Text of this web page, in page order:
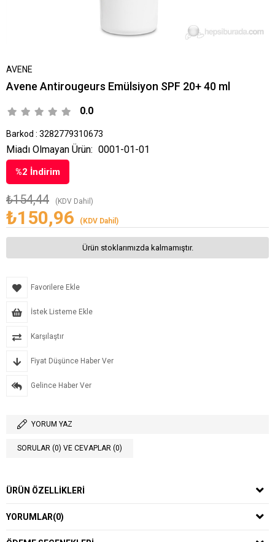
AVENE
Avene Antirougeurs Emülsiyon SPF 20+ 40 ml
0.0
Barkod : 3282779310673
%2 İndirim
₺154,44 (KDV Dahil)
₺150,96 (KDV Dahil)
Miadı Olmayan Ürün: 0001-01-01
Ürün stoklarımızda kalmamıştır.
Favorilere Ekle
İstek Listeme Ekle
Karşılaştır
Fiyat Düşünce Haber Ver
Gelince Haber Ver
YORUM YAZ
SORULAR (0) VE CEVAPLAR (0)
ÜRÜN ÖZELLIKLERI
YORUMLAR(0)